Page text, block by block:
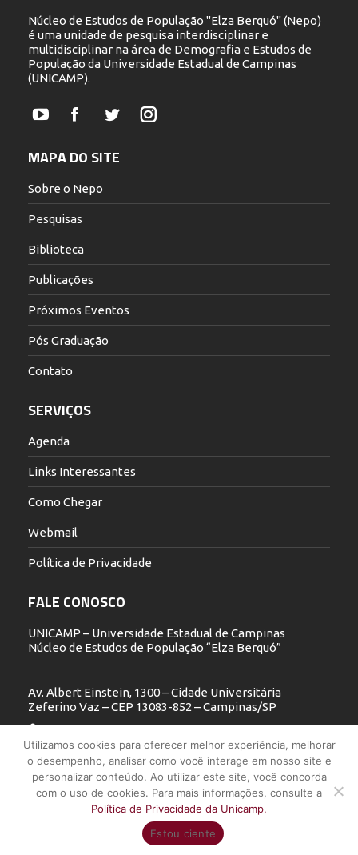
Núcleo de Estudos de População "Elza Berquó" (Nepo)
é uma unidade de pesquisa interdisciplinar e
multidisciplinar na área de Demografia e Estudos de
População da Universidade Estadual de Campinas
(UNICAMP).
YouTubeFacebookTwitterInstagram
MAPA DO SITE
Sobre o Nepo
Pesquisas
Biblioteca
Publicações
Próximos Eventos
Pós Graduação
Contato
SERVIÇOS
Agenda
Links Interessantes
Como Chegar
Webmail
Política de Privacidade
FALE CONOSCO
UNICAMP – Universidade Estadual de Campinas
Núcleo de Estudos de População “Elza Berquó”
Av. Albert Einstein, 1300 – Cidade Universitária
Zeferino Vaz – CEP 13083-852 – Campinas/SP
19 3521.5900
nepo@unicamp.br
UNICAMP - Universidade Estadual de Campinas - Núcleo de Estudos
de População "Elza Berquó" - Todos os direitos reservados
Utilizamos cookies para oferecer melhor experiência, melhorar
o desempenho, analisar como você interage em nosso site e
personalizar conteúdo. Ao utilizar este site, você concorda
com o uso de cookies. Para mais informações, consulte a
Política de Privacidade da Unicamp.
Estou ciente